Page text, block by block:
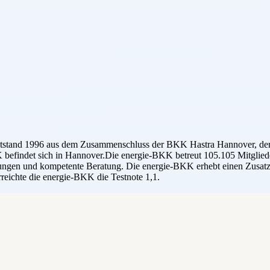
1996 aus dem Zusammenschluss der BKK Hastra Hannover,
sich in Hannover.Die energie-BKK betreut 105.105
und kompetente Beratung. Die energie-BKK erhebt einen
die energie-BKK die Testnote 1,1.